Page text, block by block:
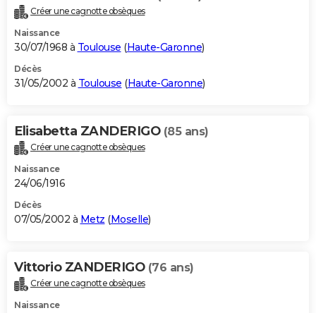
Créer une cagnotte obsèques
Naissance
30/07/1968 à Toulouse (Haute-Garonne)
Décès
31/05/2002 à Toulouse (Haute-Garonne)
Elisabetta ZANDERIGO (85 ans)
Créer une cagnotte obsèques
Naissance
24/06/1916
Décès
07/05/2002 à Metz (Moselle)
Vittorio ZANDERIGO (76 ans)
Créer une cagnotte obsèques
Naissance